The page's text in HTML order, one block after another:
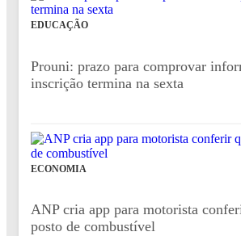
EDUCAÇÃO
Prouni: prazo para comprovar
inscrição termina na sexta
ECONOMIA
ANP cria app para motorista
posto de combustível